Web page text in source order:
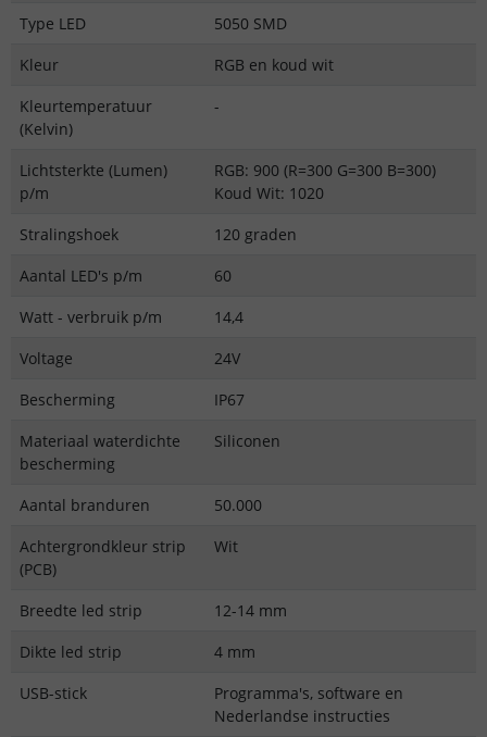
Type LED
5050 SMD
Kleur
RGB en koud wit
Kleurtemperatuur
(Kelvin)
-
Lichtsterkte (Lumen)
p/m
RGB: 900 (R=300 G=300 B=300)
Koud Wit: 1020
Stralingshoek
120 graden
Aantal LED's p/m
60
Watt - verbruik p/m
14,4
Voltage
24V
Bescherming
IP67
Materiaal waterdichte
bescherming
Siliconen
Aantal branduren
50.000
Achtergrondkleur strip
(PCB)
Wit
Breedte led strip
12-14 mm
Dikte led strip
4 mm
USB-stick
Programma's, software en
Nederlandse instructies